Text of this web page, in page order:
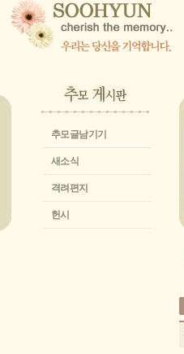
추모글남기기
새소식
격려편지
헌시